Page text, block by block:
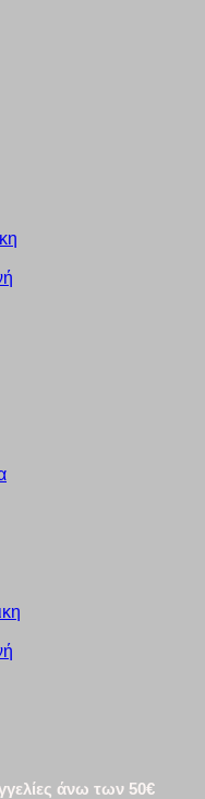
άνω των 50€